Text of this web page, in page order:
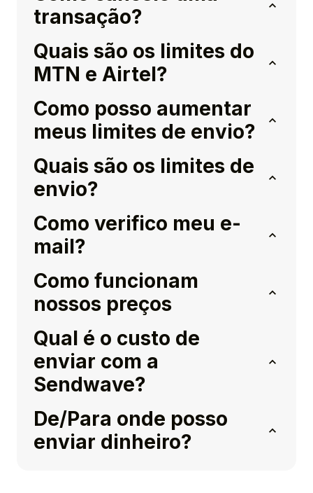
transação?
Quais são os limites do
MTN e Airtel?
Como posso aumentar
meus limites de envio?
Quais são os limites de
envio?
Como verifico meu e-
mail?
Como funcionam
nossos preços
Qual é o custo de
enviar com a
Sendwave?
De/Para onde posso
enviar dinheiro?